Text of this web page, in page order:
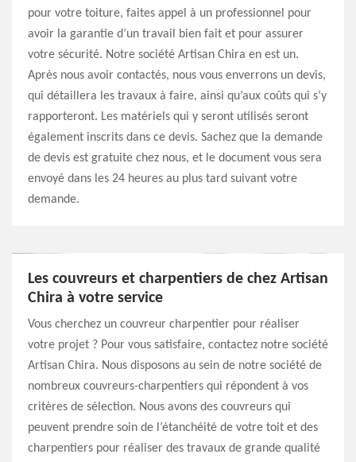
pour votre toiture, faites appel à un professionnel pour
avoir la garantie d’un travail bien fait et pour assurer
votre sécurité. Notre société Artisan Chira en est un.
Après nous avoir contactés, nous vous enverrons un devis,
qui détaillera les travaux à faire, ainsi qu’aux coûts qui s’y
rapporteront. Les matériels qui y seront utilisés seront
également inscrits dans ce devis. Sachez que la demande
de devis est gratuite chez nous, et le document vous sera
envoyé dans les 24 heures au plus tard suivant votre
demande.
Les couvreurs et charpentiers de chez Artisan
Chira à votre service
Vous cherchez un couvreur charpentier pour réaliser
votre projet ? Pour vous satisfaire, contactez notre société
Artisan Chira. Nous disposons au sein de notre société de
nombreux couvreurs-charpentiers qui répondent à vos
critères de sélection. Nous avons des couvreurs qui
peuvent prendre soin de l’étanchéité de votre toit et des
charpentiers pour réaliser des travaux de grande qualité